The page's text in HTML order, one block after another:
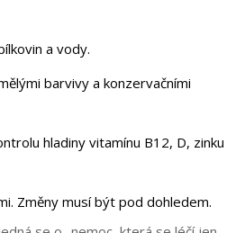
a vody.
barvivy a konzervačními
hladiny vitamínu B12, D, zinku
Změny musí být pod dohledem.